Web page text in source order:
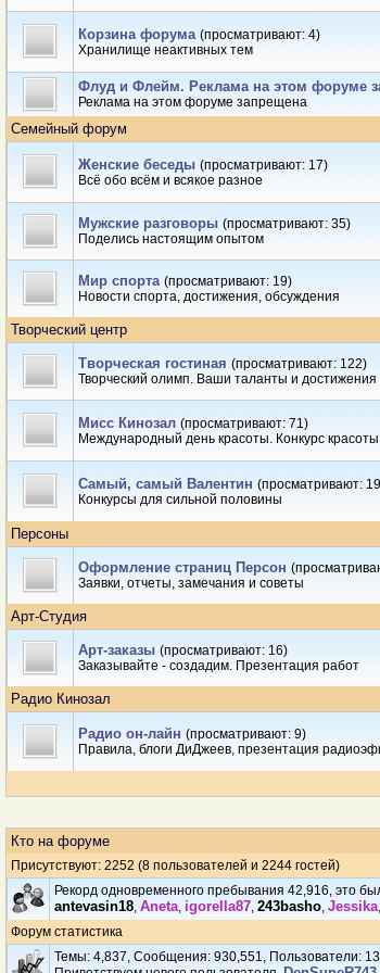
Корзина форума (просматривают: 4)
Хранилище неактивных тем
Флуд и Флейм. Реклама на этом форуме
Реклама на этом форуме запрещена
Семейный форум
Женские беседы (просматривают: 17)
Всё обо всём и всякое разное
Мужские разговоры (просматривают: 35)
Поделись настоящим опытом
Мир спорта (просматривают: 19)
Новости спорта, достижения, обсуждения
Творческий центр
Творческая гостиная (просматривают: 122)
Творческий олимп. Ваши таланты и достижения
Мисс Кинозал (просматривают: 71)
Международный день красоты. Конкурс
Самый, самый Валентин (просматривают:
Конкурсы для сильной половины
Персоны
Оформление страниц Персон
Заявки, отчеты, замечания и советы
Арт-Студия
Арт-заказы (просматривают: 16)
Заказывайте - создадим. Презентация работ
Радио Кинозал
Радио он-лайн (просматривают: 9)
Правила, блоги ДиДжеев, презентация
Кто на форуме
Присутствуют: 2252 (8 пользователей и 2244 гостей)
Рекорд одновременного пребывания 42,916, это
antevasin18, Аneta, igorella87, 243basho, Jеssikа,
Форум статистика
Темы: 4,837, Сообщения: 930,551, Пользователи: